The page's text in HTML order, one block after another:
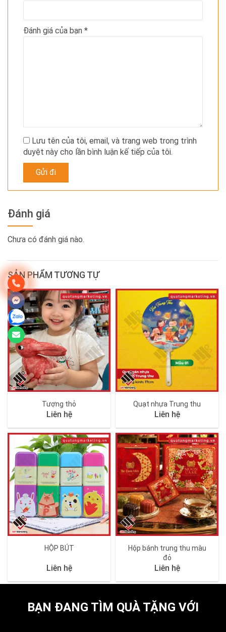
Đánh giá của bạn *
Lưu tên của tôi, email, và trang web trong trình
duyệt này cho lần bình luận kế tiếp của tôi.
Đánh giá
Chưa có đánh giá nào.
SẢN PHẨM TƯƠNG TỰ
Tượng thỏ
Liên hệ
Quạt nhựa Trung thu
Liên hệ
HỘP BÚT
Liên hệ
Hộp bánh trung thu màu
đỏ
Liên hệ
BẠN ĐANG TÌM QUÀ TẶNG VỚI